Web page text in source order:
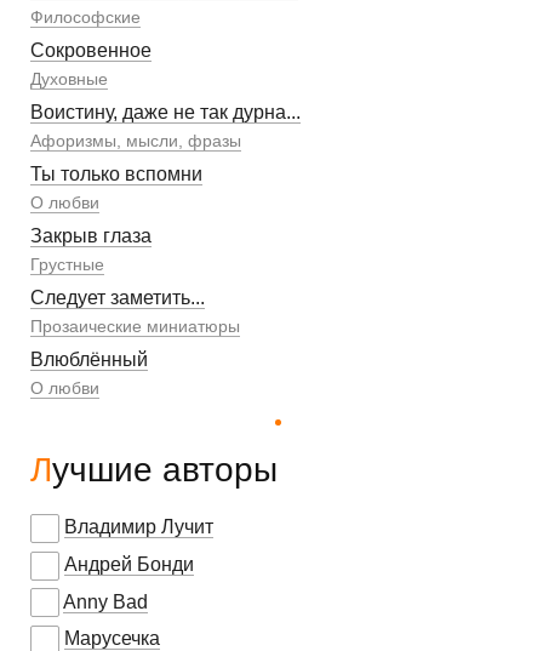
Философские
Сокровенное
Духовные
Воистину, даже не так дурна...
Афоризмы, мысли, фразы
Ты только вспомни
О любви
Закрыв глаза
Грустные
Следует заметить...
Прозаические миниатюры
Влюблённый
О любви
Лучшие авторы
Владимир Лучит
Андрей Бонди
Anny Bad
Марусечка